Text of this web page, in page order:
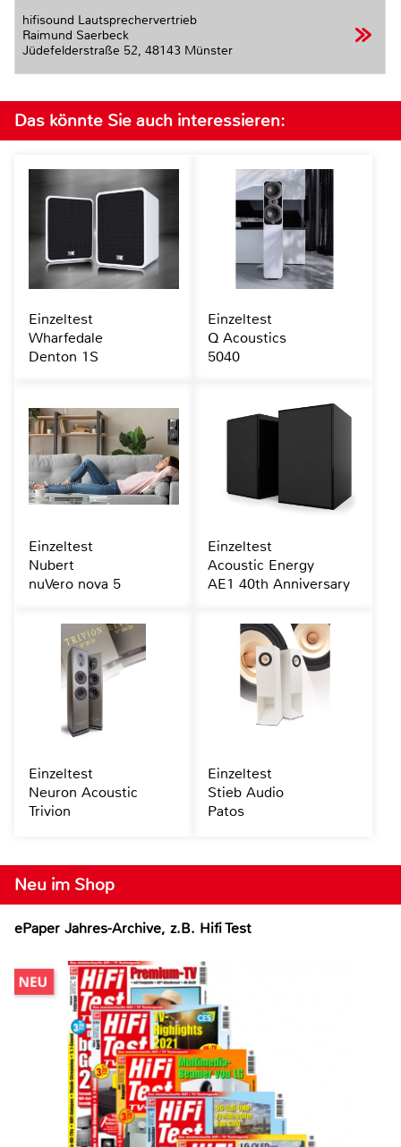
hifisound Lautsprechervertrieb
Raimund Saerbeck
Jüdefelderstraße 52, 48143 Münster
Neu im Shop
ePaper Jahres-Archive, z.B. Hifi Test
Das könnte Sie auch interessieren:
Einzeltest
Wharfedale
Denton 1S
Einzeltest
Q Acoustics
5040
Einzeltest
Nubert
nuVero nova 5
Einzeltest
Acoustic Energy
AE1 40th Anniversary
Einzeltest
Neuron Acoustic
Trivion
Einzeltest
Stieb Audio
Patos